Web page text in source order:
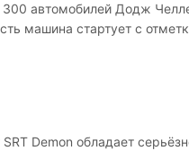
автомобилей Додж
машина стартует с
Demon обладает